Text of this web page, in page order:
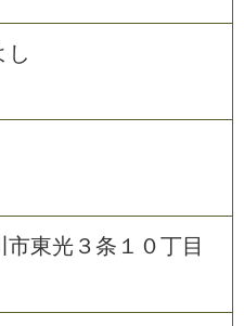
し
市東光３条１０丁目